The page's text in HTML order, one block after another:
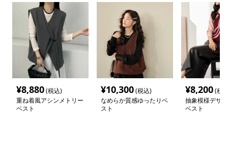
¥8,880(税込)
重ね着風アシンメトリー
ベスト
¥10,300(税込)
なめらか質感ゆったりベ
スト
¥8,200(税
抽象模様デザ
ベスト